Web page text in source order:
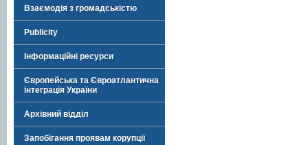
Взаємодія з громадськістю
Publicity
Інформаційні ресурси
Європейська та Євроатлантична
інтеграція України
Архівний відділ
Запобігання проявам корупції